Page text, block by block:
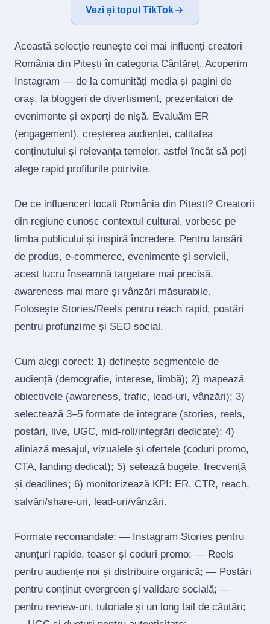
Vezi și topul TikTok
Această selecție reunește cei mai influenți creatori
România din Pitești în categoria Cântăreț. Acoperim
Instagram — de la comunități media și pagini de
oraș, la bloggeri de divertisment, prezentatori de
evenimente și experți de nișă. Evaluăm ER
(engagement), creșterea audienței, calitatea
conținutului și relevanța temelor, astfel încât să poți
alege rapid profilurile potrivite.
De ce influenceri locali România din Pitești? Creatorii
din regiune cunosc contextul cultural, vorbesc pe
limba publicului și inspiră încredere. Pentru lansări
de produs, e‑commerce, evenimente și servicii,
acest lucru înseamnă targetare mai precisă,
awareness mai mare și vânzări măsurabile.
Folosește Stories/Reels pentru reach rapid, postări
pentru profunzime și SEO social.
Cum alegi corect: 1) definește segmentele de
audiență (demografie, interese, limbă); 2) mapează
obiectivele (awareness, trafic, lead‑uri, vânzări); 3)
selectează 3–5 formate de integrare (stories, reels,
postări, live, UGC, mid‑roll/integrări dedicate); 4)
aliniază mesajul, vizualele și ofertele (coduri promo,
CTA, landing dedicat); 5) setează bugete, frecvență
și deadlines; 6) monitorizează KPI: ER, CTR, reach,
salvări/share‑uri, lead‑uri/vânzări.
Formate recomandate: — Instagram Stories pentru
anunțuri rapide, teaser și coduri promo; — Reels
pentru audiențe noi și distribuire organică; — Postări
pentru conținut evergreen și validare socială; —
pentru review‑uri, tutoriale și un long tail de căutări;